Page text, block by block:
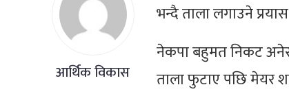
आर्थिक विकास
भन्दै ताला लगाउने
नेकपा बहुमत निकट
ताला फुटाए पछि मेयर